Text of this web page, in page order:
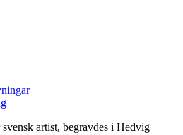
artist, begravdes i Hedvig